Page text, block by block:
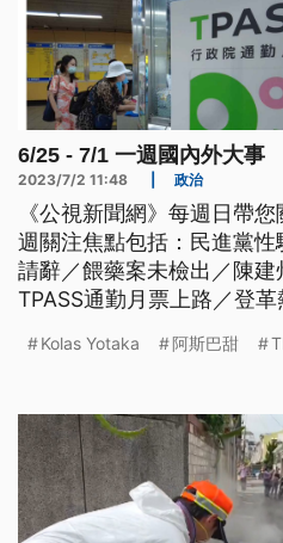
6/25 - 7/1 一週國內外大事
2023/7/2 11:48 政治
《公視新聞網》每週日帶
週關注焦點包括：民進黨
請辭／餵藥案未檢出／陳
TPASS通勤月票上路／登
污。
Kolas Yotaka 阿斯巴甜